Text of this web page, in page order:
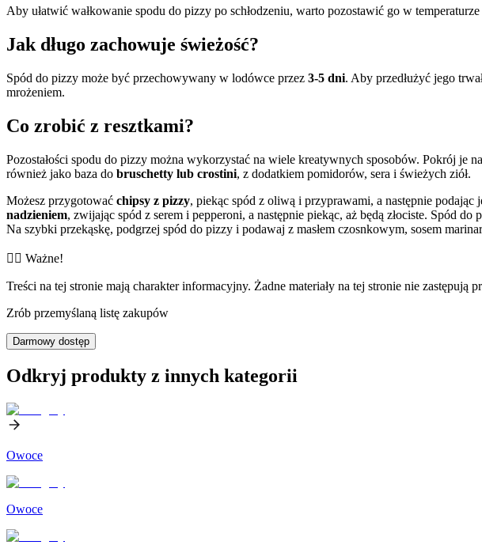
Aby ułatwić wałkowanie spodu do pizzy po schłodzeniu, warto pozostawić go w
Jak długo zachowuje świeżość?
Spód do pizzy może być przechowywany w lodówce przez 3-5 dni. Aby przedłużyć jego
mrożeniem.
Co zrobić z resztkami?
Pozostałości spodu do pizzy można wykorzystać na wiele kreatywnych sposobów. Pokrój je
również jako baza do bruschetty lub crostini, z dodatkiem pomidorów, sera i świeżych ziół.
Możesz przygotować chipsy z pizzy, piekąc spód z oliwą i przyprawami, a następnie
nadzieniem, zwijając spód z serem i pepperoni, a następnie piekąc, aż będą złociste. Spód
Na szybki przekąskę, podgrzej spód do pizzy i podawaj z masłem czosnkowym, sosem
👨‍⚕️️ Ważne!
Treści na tej stronie mają charakter informacyjny. Żadne materiały na tej stronie nie zastępują
Zrób przemyślaną listę zakupów
Darmowy dostęp
Odkryj produkty z innych kategorii
Owoce
Owoce